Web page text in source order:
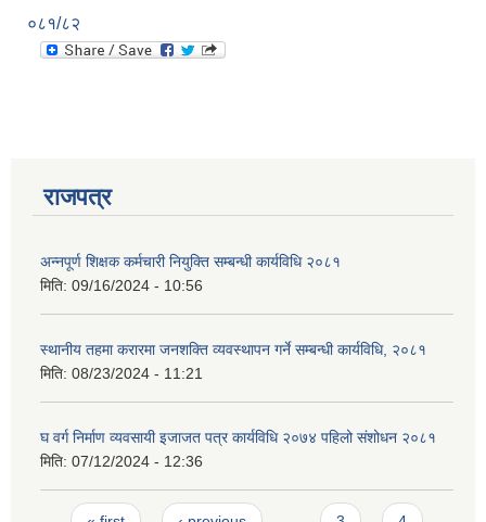
०८१/८२
राजपत्र
अन्नपूर्ण शिक्षक कर्मचारी नियुक्ति सम्बन्धी कार्यविधि २०८१
मिति: 09/16/2024 - 10:56
स्थानीय तहमा करारमा जनशक्ति व्यवस्थापन गर्ने सम्बन्धी कार्यविधि, २०८१
मिति: 08/23/2024 - 11:21
घ वर्ग निर्माण व्यवसायी इजाजत पत्र कार्यविधि २०७४ पहिलो संशोधन २०८१
मिति: 07/12/2024 - 12:36